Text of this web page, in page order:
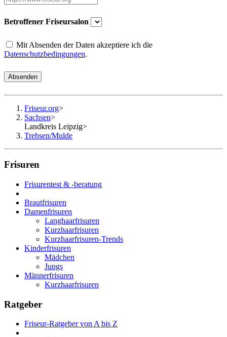
Betroffener Friseursalon
Mit Absenden der Daten akzeptiere ich die
Datenschutzbedingungen.
Absenden
Friseur.org>
Sachsen>
Landkreis Leipzig>
Trebsen/Mulde
Frisuren
Frisurentest & -beratung
Brautfrisuren
Damenfrisuren
Langhaarfrisuren
Kurzhaarfrisuren
Kurzhaarfrisuren-Trends
Kinderfrisuren
Mädchen
Jungs
Männerfrisuren
Kurzhaarfrisuren
Ratgeber
Friseur-Ratgeber von A bis Z